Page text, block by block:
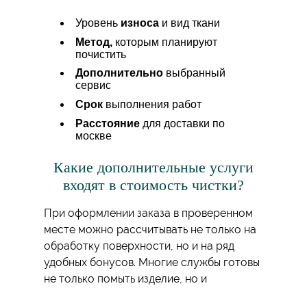
Уровень износа и вид ткани
Метод, которым планируют
почистить
Дополнительно выбранный
сервис
Срок выполнения работ
Расстояние для доставки по
москве
Какие дополнительные услуги
входят в стоимость чистки?
При оформлении заказа в проверенном
месте можно рассчитывать не только на
обработку поверхности, но и на ряд
удобных бонусов. Многие службы готовы
не только помыть изделие, но и